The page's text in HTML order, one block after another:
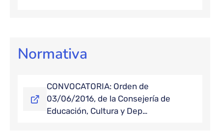
Bloque de contenido
Normativa
CONVOCATORIA: Orden de
03/06/2016, de la Consejería de
Educación, Cultura y Dep…